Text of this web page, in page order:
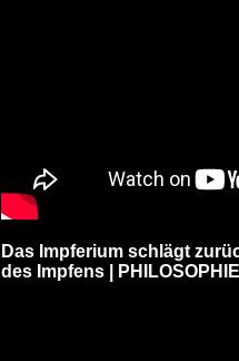
Das Impferium schlägt
des Impfens | PHILOSOPHIE